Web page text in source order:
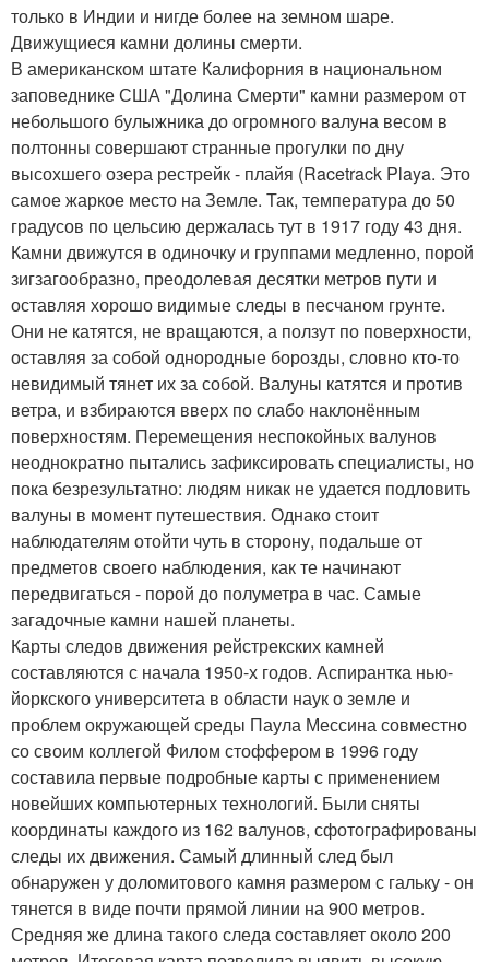
только в Индии и нигде более на земном шаре.
Движущиеся камни долины смерти.
В американском штате Калифорния в национальном
заповеднике США "Долина Смерти" камни размером от
небольшого булыжника до огромного валуна весом в
полтонны совершают странные прогулки по дну
высохшего озера рестрейк - плайя (Racetrack Playa. Это
самое жаркое место на Земле. Так, температура до 50
градусов по цельсию держалась тут в 1917 году 43 дня.
Камни движутся в одиночку и группами медленно, порой
зигзагообразно, преодолевая десятки метров пути и
оставляя хорошо видимые следы в песчаном грунте.
Они не катятся, не вращаются, а ползут по поверхности,
оставляя за собой однородные борозды, словно кто-то
невидимый тянет их за собой. Валуны катятся и против
ветра, и взбираются вверх по слабо наклонённым
поверхностям. Перемещения неспокойных валунов
неоднократно пытались зафиксировать специалисты, но
пока безрезультатно: людям никак не удается подловить
валуны в момент путешествия. Однако стоит
наблюдателям отойти чуть в сторону, подальше от
предметов своего наблюдения, как те начинают
передвигаться - порой до полуметра в час. Самые
загадочные камни нашей планеты.
Карты следов движения рейстрекских камней
составляются с начала 1950-х годов. Аспирантка нью-
йоркского университета в области наук о земле и
проблем окружающей среды Паула Мессина совместно
со своим коллегой Филом стоффером в 1996 году
составила первые подробные карты с применением
новейших компьютерных технологий. Были сняты
координаты каждого из 162 валунов, сфотографированы
следы их движения. Самый длинный след был
обнаружен у доломитового камня размером с гальку - он
тянется в виде почти прямой линии на 900 метров.
Средняя же длина такого следа составляет около 200